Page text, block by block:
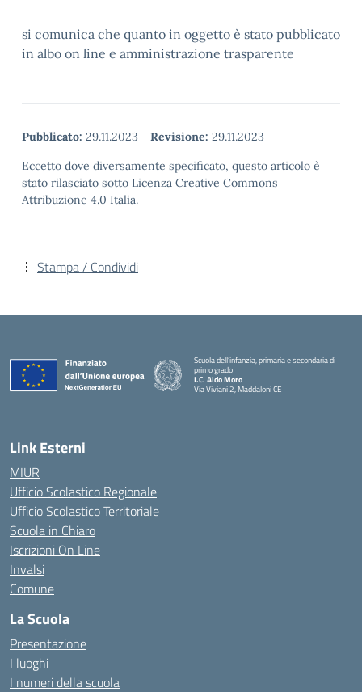
si comunica che quanto in oggetto è stato pubblicato
in albo on line e amministrazione trasparente
Pubblicato: 29.11.2023 - Revisione: 29.11.2023
Eccetto dove diversamente specificato, questo articolo è
stato rilasciato sotto Licenza Creative Commons
Attribuzione 4.0 Italia.
Stampa / Condividi
Scuola dell’infanzia, primaria e secondaria di
primo grado
I.C. Aldo Moro
Via Viviani 2, Maddaloni CE
Link Esterni
MIUR
Ufficio Scolastico Regionale
Ufficio Scolastico Territoriale
Scuola in Chiaro
Iscrizioni On Line
Invalsi
Comune
La Scuola
Presentazione
I luoghi
I numeri della scuola